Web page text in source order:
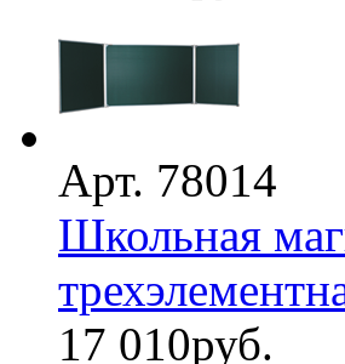
Арт. 78014
Школьная
17 010руб.